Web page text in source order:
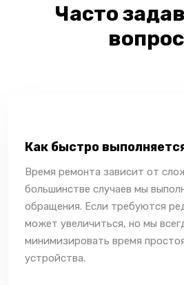
Часто
Как быстро
Время ремонта зависит от
большинстве случаев мы
обращения. Если требуются
может увеличиться, но мы
минимизировать время
устройства.